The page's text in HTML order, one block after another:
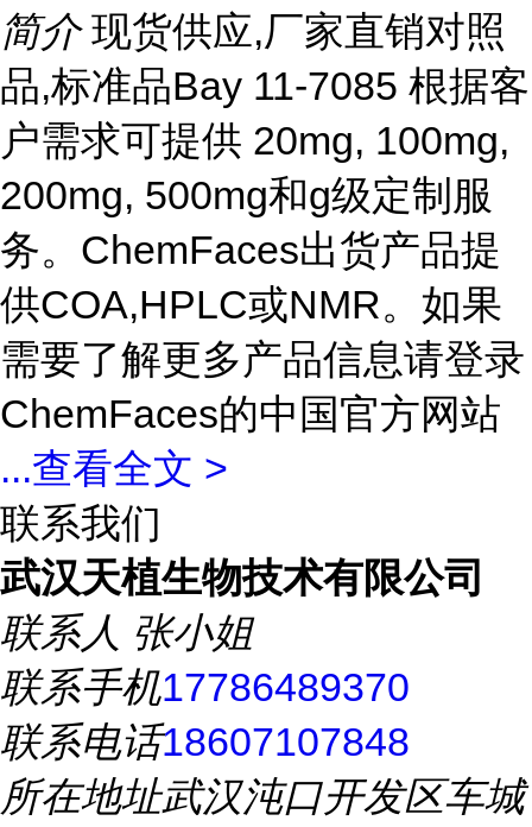
简介 现货供应,厂家直销对照
品,标准品Bay 11-7085 根据客
户需求可提供 20mg, 100mg,
200mg, 500mg和g级定制服
务。ChemFaces出货产品提
供COA,HPLC或NMR。如果
需要了解更多产品信息请登录
ChemFaces的中国官方网站
...查看全文 >
联系我们
武汉天植生物技术有限公司
联系人 张小姐
联系手机17786489370
联系电话18607107848
所在地址武汉沌口开发区车城